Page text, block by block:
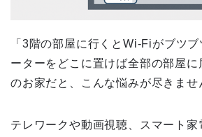
「3階の部屋に行くとWi-Fiがブツ
ーターをどこに置けば全部の部屋に
のお家だと、こんな悩みが尽きませ
テレワークや動画視聴、スマート